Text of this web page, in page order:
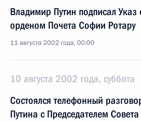
Владимир Путин подписал
орденом Почета Софии Ротару
11 августа 2002 года, 00:00
10 августа 2002 года, суббота
Состоялся телефонный
Путина с Председателем